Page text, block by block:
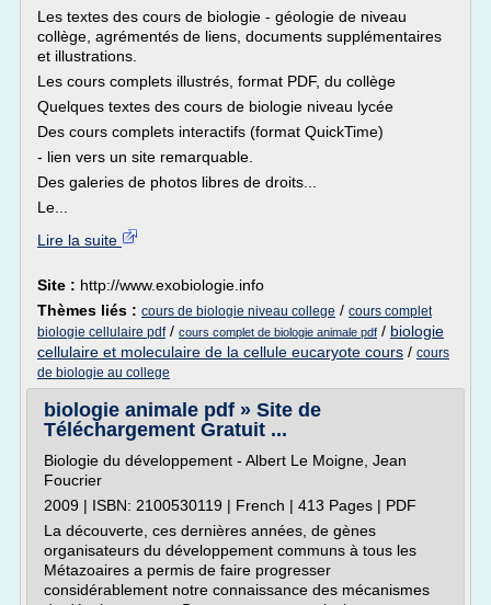
Les textes des cours de biologie - géologie de niveau
collège, agrémentés de liens, documents supplémentaires
et illustrations.
Les cours complets illustrés, format PDF, du collège
Quelques textes des cours de biologie niveau lycée
Des cours complets interactifs (format QuickTime)
- lien vers un site remarquable.
Des galeries de photos libres de droits...
Le...
Lire la suite
Site : http://www.exobiologie.info
Thèmes liés : cours de biologie niveau college / cours complet
biologie cellulaire pdf/ cours complet de biologie animale pdf / biologie
cellulaire et moleculaire de la cellule eucaryote cours / cours
de biologie au college
biologie animale pdf » Site de
Téléchargement Gratuit ...
Biologie du développement - Albert Le Moigne, Jean
Foucrier
2009 | ISBN: 2100530119 | French | 413 Pages | PDF
La découverte, ces dernières années, de gènes
organisateurs du développement communs à tous les
Métazoaires a permis de faire progresser
considérablement notre connaissance des mécanismes